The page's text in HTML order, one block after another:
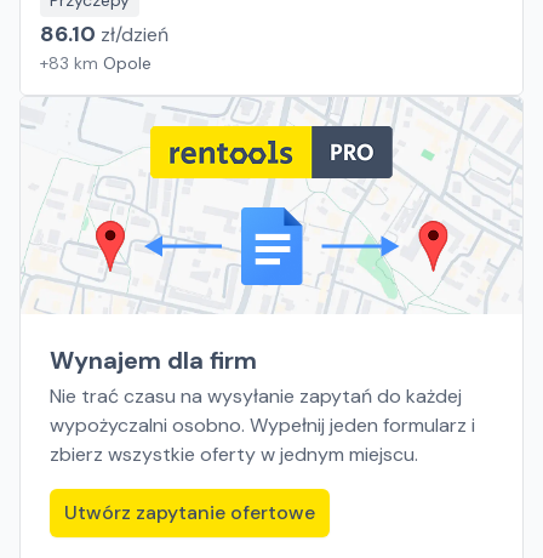
86.10 zł/dzień
+83 km Opole
Wynajem dla firm
Nie trać czasu na wysyłanie zapytań do każdej
wypożyczalni osobno. Wypełnij jeden formularz i
zbierz wszystkie oferty w jednym miejscu.
Utwórz zapytanie ofertowe